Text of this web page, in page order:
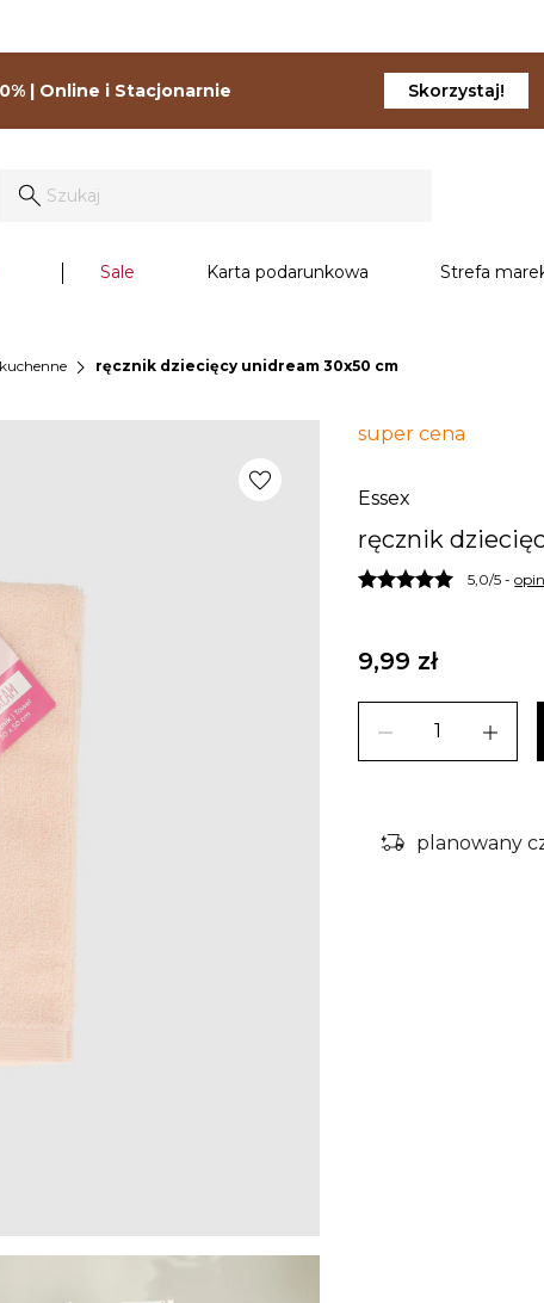
| Online i Stacjonarnie Skorzystaj!
Sale Karta podarunkowa Strefa
chevron_right ręcznik dziecięcy unidream 30x50 cm
super cena
Essex
ręcznik
5,0/5 -
9,99 zł
remove add
delivery_truck_bolt planowany
favorite